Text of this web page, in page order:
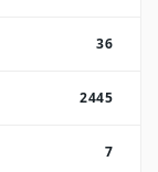
36
2445
7